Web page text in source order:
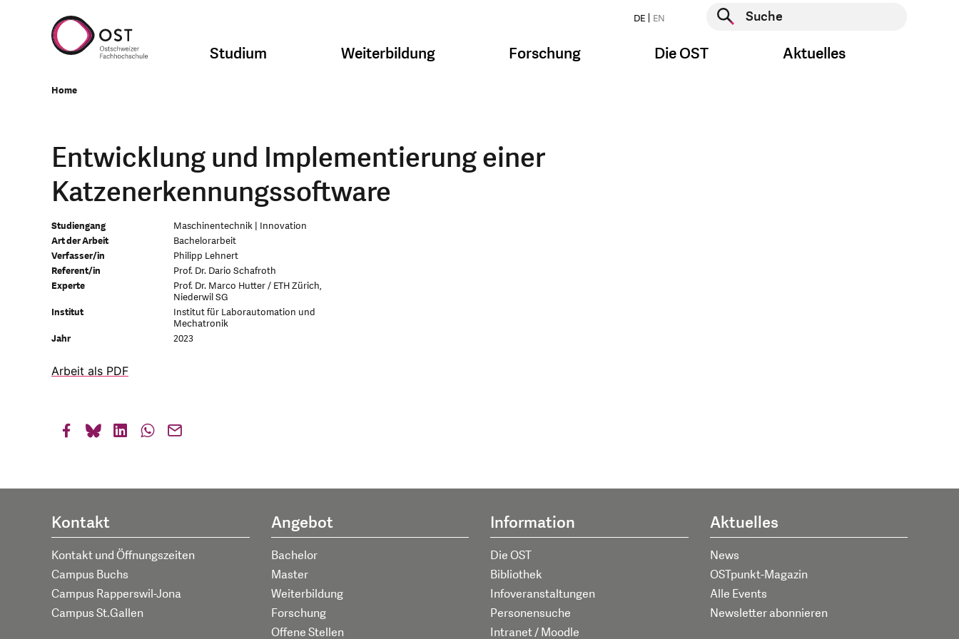
DE EN
Suche starten
Studium Weiterbildung Forschung Die OST Aktuelles
Home
Entwicklung und Implementierung einer
Katzenerkennungssoftware
Studiengang
Maschinentechnik | Innovation
Art der Arbeit
Bachelorarbeit
Verfasser/in
Philipp Lehnert
Referent/in
Prof. Dr. Dario Schafroth
Experte
Prof. Dr. Marco Hutter / ETH Zürich,
Niederwil SG
Institut
Institut für Laborautomation und
Mechatronik
Jahr
2023
Arbeit als PDF
Kontakt
Kontakt und Öffnungszeiten
Campus Buchs
Campus Rapperswil-Jona
Campus St.Gallen
Angebot
Bachelor
Master
Weiterbildung
Forschung
Offene Stellen
Information
Die OST
Bibliothek
Infoveranstaltungen
Personensuche
Intranet / Moodle
Aktuelles
News
OSTpunkt-Magazin
Alle Events
Newsletter abonnieren